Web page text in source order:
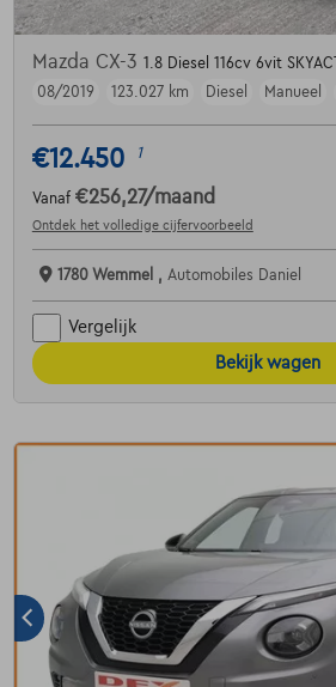
Mazda CX-3 1.8 Diesel 116cv 6vit
08/2019
123.027 km Diesel Manueel
€12.450 1
Vanaf €256,27/maand
Ontdek het volledige cijfervoorbeeld
1780 Wemmel , Automobiles Daniel
Vergelijk
Bekijk wagen